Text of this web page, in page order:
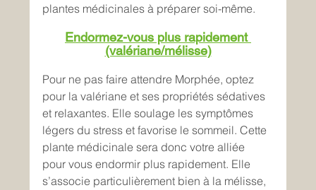
plantes médicinales à préparer soi-même.
Endormez-vous plus rapidement
(valériane/mélisse)
Pour ne pas faire attendre Morphée, optez
pour la valériane et ses propriétés sédatives
et relaxantes. Elle soulage les symptômes
légers du stress et favorise le sommeil. Cette
plante médicinale sera donc votre alliée
pour vous endormir plus rapidement. Elle
s’associe particulièrement bien à la mélisse,